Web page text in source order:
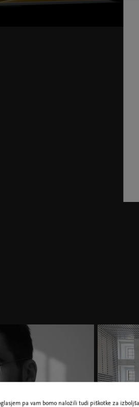
pa vam bomo naložili tudi piškotke za